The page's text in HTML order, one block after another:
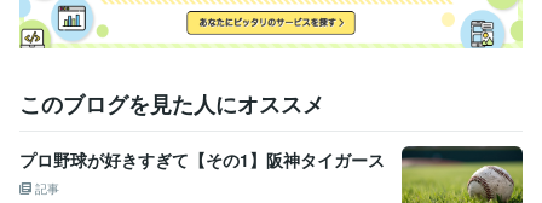
このブログを見た人にオススメ
プロ野球が好きすぎて【その1】阪神タイガース
記事